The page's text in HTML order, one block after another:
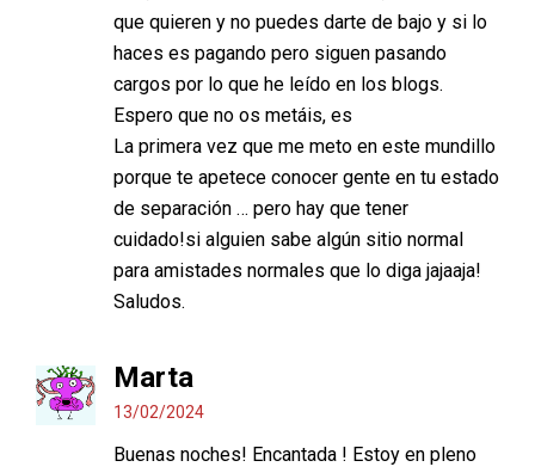
que quieren y no puedes darte de bajo y si lo
haces es pagando pero siguen pasando
cargos por lo que he leído en los blogs.
Espero que no os metáis, es
La primera vez que me meto en este mundillo
porque te apetece conocer gente en tu estado
de separación … pero hay que tener
cuidado!si alguien sabe algún sitio normal
para amistades normales que lo diga jajaaja!
Saludos.
Marta
13/02/2024
Buenas noches! Encantada ! Estoy en pleno